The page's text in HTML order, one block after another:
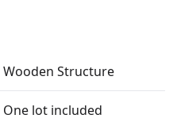
Wooden Structure
One lot included